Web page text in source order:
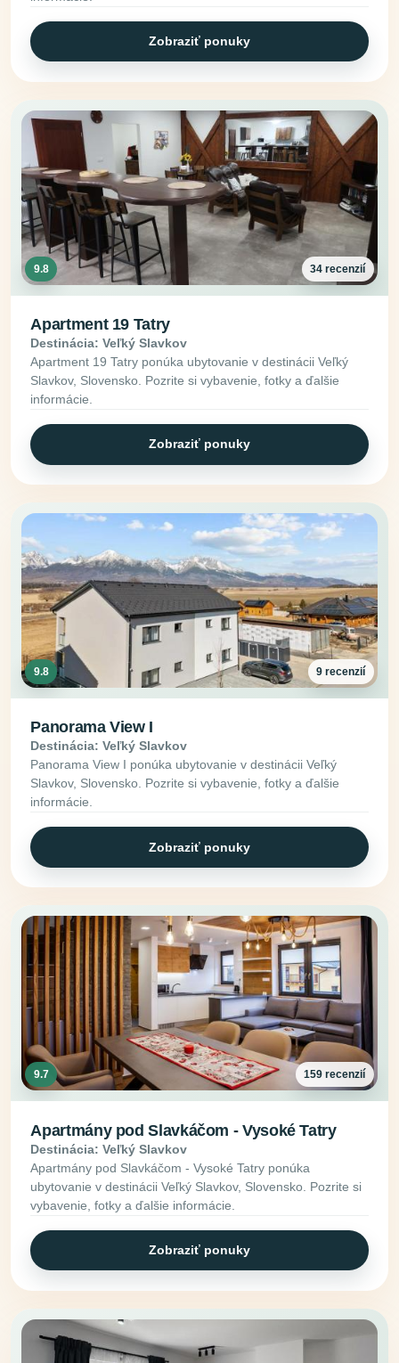
Zobraziť ponuky
9.8 34 recenzií
Apartment 19 Tatry
Destinácia: Veľký Slavkov
Apartment 19 Tatry ponúka ubytovanie v destinácii Veľký
Slavkov, Slovensko. Pozrite si vybavenie, fotky a ďalšie
informácie.
Zobraziť ponuky
9.8 9 recenzií
Panorama View I
Destinácia: Veľký Slavkov
Panorama View I ponúka ubytovanie v destinácii Veľký
Slavkov, Slovensko. Pozrite si vybavenie, fotky a ďalšie
informácie.
Zobraziť ponuky
9.7 159 recenzií
Apartmány pod Slavkáčom - Vysoké Tatry
Destinácia: Veľký Slavkov
Apartmány pod Slavkáčom - Vysoké Tatry ponúka
ubytovanie v destinácii Veľký Slavkov, Slovensko. Pozrite si
vybavenie, fotky a ďalšie informácie.
Zobraziť ponuky